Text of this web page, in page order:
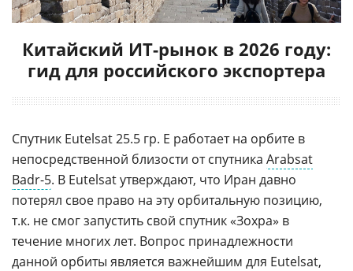
Китайский ИТ-рынок в 2026 году:
гид для российского экспортера
Спутник Eutelsat 25.5 гр. E работает на орбите в
непосредственной близости от спутника Arabsat
Badr-5. В Eutelsat утверждают, что Иран давно
потерял свое право на эту орбитальную позицию,
т.к. не смог запустить свой спутник «Зохра» в
течение многих лет. Вопрос принадлежности
данной орбиты является важнейшим для Eutelsat,